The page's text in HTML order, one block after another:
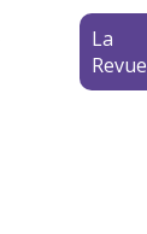
La
Revue